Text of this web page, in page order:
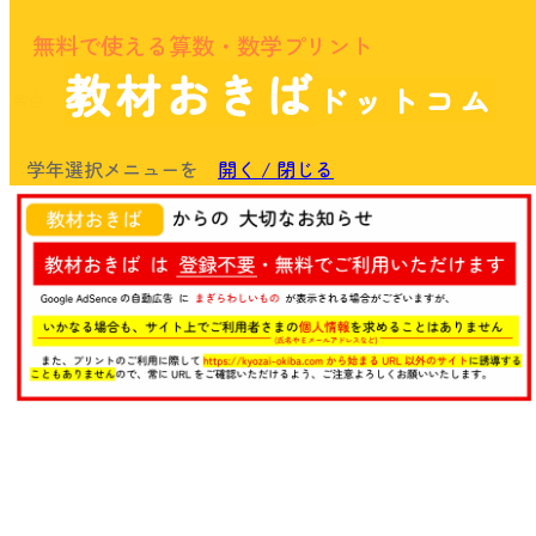
無料で使える算数・数学プリント
教材おきば ドットコム
学年選択メニューを 開く / 閉じる